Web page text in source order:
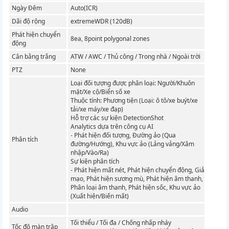
Ngày Đêm
Auto(ICR)
Dãi độ rộng
extremeWDR (120dB)
Phát hiện chuyển
động
8ea, 8point polygonal zones
Cân bằng trắng
ATW / AWC / Thủ công / Trong nhà / Ngoài trời
PTZ
None
Phân tích
Loại đối tượng được phân loại: Người/Khuôn
mặt/Xe cộ/Biển số xe
Thuộc tính: Phương tiện (Loại: ô tô/xe buýt/xe
tải/xe máy/xe đạp)
Hỗ trợ các sự kiện DetectionShot
Analytics dựa trên công cụ AI
- Phát hiện đối tượng, Đường ảo (Qua
đường/Hướng), Khu vực ảo (Lảng vảng/Xâm
nhập/Vào/Ra)
Sự kiện phân tích
- Phát hiện mất nét, Phát hiện chuyển động, Giả
mạo, Phát hiện sương mù, Phát hiện âm thanh,
Phân loại âm thanh, Phát hiện sốc, Khu vực ảo
(Xuất hiện/Biến mất)
Audio
Tốc độ màn trập
Tối thiểu / Tối đa / Chống nhấp nháy